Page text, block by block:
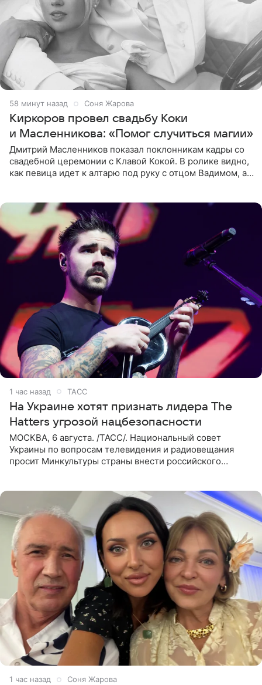
58 минут назад Соня Жарова
Киркоров провел свадьбу Коки
и Масленникова: «Помог случиться магии»
Дмитрий Масленников показал поклонникам кадры со
свадебной церемонии с Клавой Кокой. В ролике видно,
как певица идет к алтарю под руку с отцом Вадимом, а у
1 час назад ТАСС
На Украине хотят признать лидера The
Hatters угрозой нацбезопасности
МОСКВА, 6 августа. /ТАСС/. Национальный совет
Украины по вопросам телевидения и радиовещания
просит Минкультуры страны внести российского
1 час назад Соня Жарова